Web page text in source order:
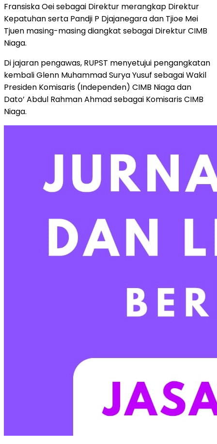
Fransiska Oei sebagai Direktur merangkap Direktur
Kepatuhan serta Pandji P Djajanegara dan Tjioe Mei
Tjuen masing-masing diangkat sebagai Direktur CIMB
Niaga.
Di jajaran pengawas, RUPST menyetujui pengangkatan
kembali Glenn Muhammad Surya Yusuf sebagai Wakil
Presiden Komisaris (Independen) CIMB Niaga dan
Dato’ Abdul Rahman Ahmad sebagai Komisaris CIMB
Niaga.